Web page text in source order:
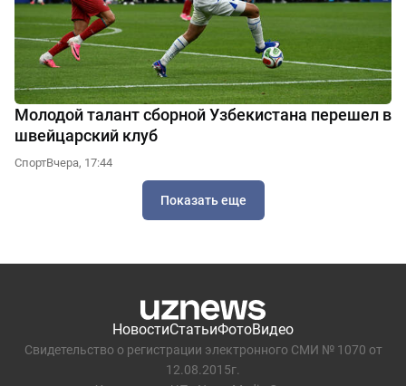
Молодой талант сборной Узбекистана перешел в
швейцарский клуб
СпортВчера, 17:44
Показать еще
НовостиСтатьиФотоВидео
Свидетельство о регистрации электронного СМИ № 1070 от
12.08.2015г.